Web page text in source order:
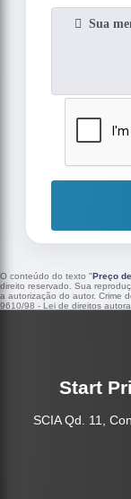
O conteúdo do texto "Preço
direito reservado. Sua
a autorização do autor. Crime
9610/98 - Lei de direitos
Start
SCIA Qd. 11,